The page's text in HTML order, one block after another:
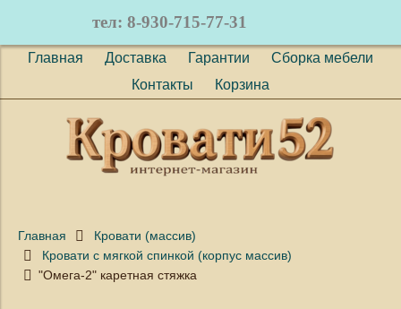
тел: 8-930-715-77-31
Главная Доставка Гарантии
Сборка мебели
Контакты
Корзина
Главная
Кровати (массив)
Кровати с мягкой спинкой (корпус массив)
"Омега-2" каретная стяжка